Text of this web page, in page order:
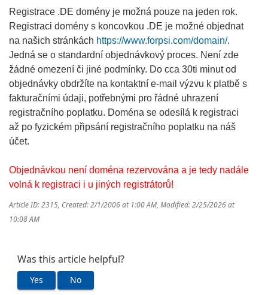
Registrace .DE domény je možná pouze na jeden rok.
Registraci domény s koncovkou .DE je možné objednat
na našich stránkách https://www.forpsi.com/domain/.
Jedná se o standardní objednávkový proces. Není zde
žádné omezení či jiné podmínky. Do cca 30ti minut od
objednávky obdržíte na kontaktní e-mail výzvu k platbě s
fakturačními údaji, potřebnými pro řádné uhrazení
registračního poplatku. Doména se odesílá k registraci
až po fyzickém připsání registračního poplatku na náš
účet.
Objednávkou není doména rezervována a je tedy nadále
volná k registraci i u jiných registrátorů!
Article ID: 2315, Created: 2/1/2006 at 1:00 AM, Modified: 2/25/2026 at
10:08 AM
Was this article helpful?
Yes No